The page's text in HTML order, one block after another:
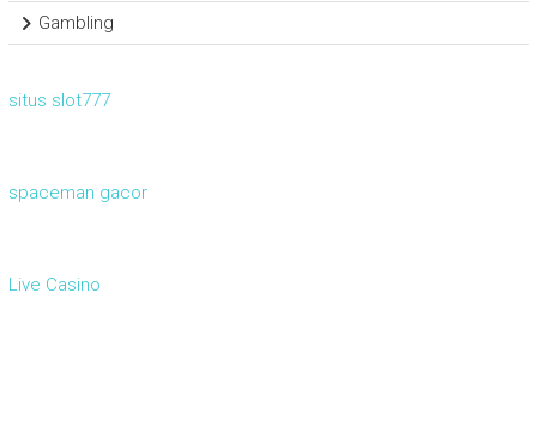
Gambling
situs slot777
spaceman gacor
Live Casino